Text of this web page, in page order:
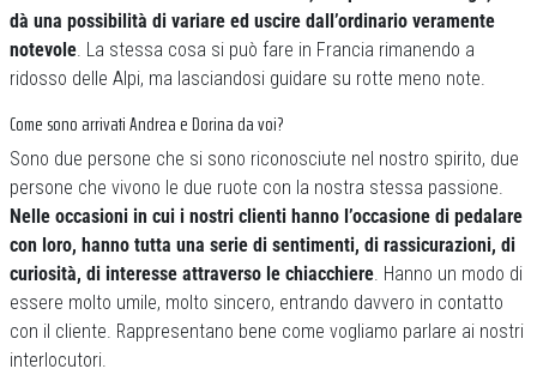
dà una possibilità di variare ed uscire dall’ordinario veramente
notevole. La stessa cosa si può fare in Francia rimanendo a
ridosso delle Alpi, ma lasciandosi guidare su rotte meno note.
Come sono arrivati Andrea e Dorina da voi?
Sono due persone che si sono riconosciute nel nostro spirito, due
persone che vivono le due ruote con la nostra stessa passione.
Nelle occasioni in cui i nostri clienti hanno l’occasione di pedalare
con loro, hanno tutta una serie di sentimenti, di rassicurazioni, di
curiosità, di interesse attraverso le chiacchiere. Hanno un modo di
essere molto umile, molto sincero, entrando davvero in contatto
con il cliente. Rappresentano bene come vogliamo parlare ai nostri
interlocutori.